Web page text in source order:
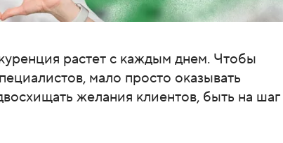
растет с каждым днем. Чтобы
мало просто оказывать
желания клиентов, быть на шаг